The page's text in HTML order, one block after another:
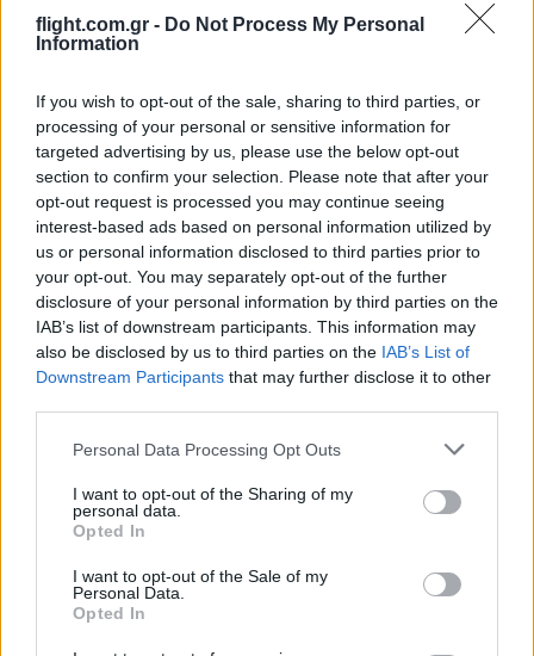
flight.com.gr - Do Not Process My Personal
Information
If you wish to opt-out of the sale, sharing to third parties, or
processing of your personal or sensitive information for
targeted advertising by us, please use the below opt-out
section to confirm your selection. Please note that after your
opt-out request is processed you may continue seeing
interest-based ads based on personal information utilized by
us or personal information disclosed to third parties prior to
your opt-out. You may separately opt-out of the further
disclosure of your personal information by third parties on the
IAB’s list of downstream participants. This information may
also be disclosed by us to third parties on the IAB’s List of
Downstream Participants that may further disclose it to other
Please note that this website/app uses one or more Google
not limited to your visit or usage behaviour. You may click to
grant or deny consent to Google and its third-party tags to
use your data for below specified purposes in below Google
consent section.
Personal Data Processing Opt Outs
I want to opt-out of the Sharing of my
personal data.
Opted In
I want to opt-out of the Sale of my
Personal Data.
Opted In
Το Βερολίνο θα επεκτείνει την έρευνα
για την ασφάλεια από τα drones μετά το
09:10
Ευρωπαϊκή Επιτροπή: Επιταχύνει το
IRIS² με 348 δορυφόρους για ασφαλείς
ευρωπαϊκές επικοινωνίες
07:45
Πλοίο «Nadezhda»: Χτυπήθηκε από
ουκρανικά drones καθ’ οδόν προς τη
Ρωσία – Ρυμουλκήθηκε σε τουρκικό
λιμάνι